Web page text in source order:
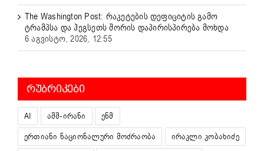
The Washington Post: რაკეტების დეფიციტის გამო
ტრამპსა და ჰეგსეთს შორის დაპირისპირება მოხდა
6 აგვისტო, 2026, 12:55
ᲠᲣᲑᲠᲘᲙᲔᲑᲘ
AI აშშ-ირანი
ენმ
ერთიანი ნაციონალური მოძრაობა
ირაკლი კობახიძე